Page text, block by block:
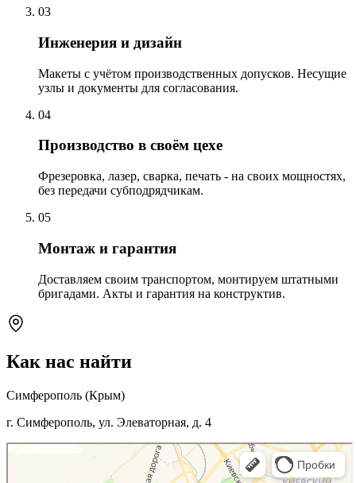
03
Инженерия и дизайн
Макеты с учётом производственных допусков. Несущие
узлы и документы для согласования.
04
Производство в своём цехе
Фрезеровка, лазер, сварка, печать - на своих мощностях,
без передачи субподрядчикам.
05
Монтаж и гарантия
Доставляем своим транспортом, монтируем штатными
бригадами. Акты и гарантия на конструктив.
Как нас найти
Симферополь (Крым)
г. Симферополь, ул. Элеваторная, д. 4